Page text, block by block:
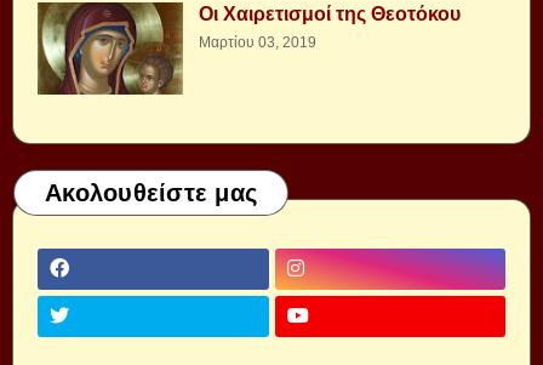
Οι Χαιρετισμοί της Θεοτόκου
Μαρτίου 03, 2019
Ακολουθείστε μας